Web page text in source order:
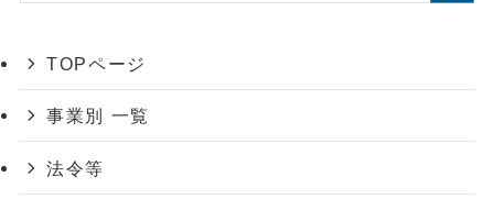
TOPページ
事業別 一覧
法令等